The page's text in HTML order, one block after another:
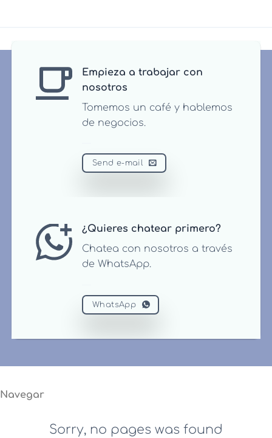
Empieza a trabajar con
nosotros
Tomemos un café y hablemos
de negocios.
Send e-mail
¿Quieres chatear primero?
Chatea con nosotros a través
de WhatsApp.
WhatsApp
Navegar
Sorry, no pages was found